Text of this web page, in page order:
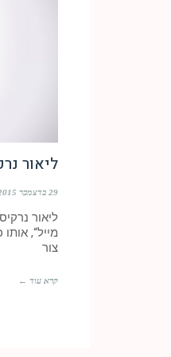
ליאור נרקיס –
29 בדצמבר 2015
מייל“,
צור
קרא עוד ←